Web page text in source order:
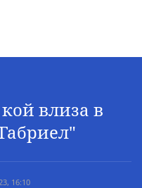
влиза в
16:10